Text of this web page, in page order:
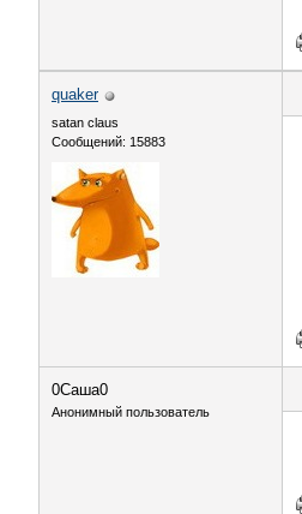
quaker
satan claus
Сообщений: 15883
0Саша0
Анонимный пользователь